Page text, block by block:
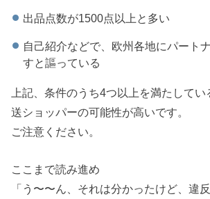
出品点数が1500点以上と多い
自己紹介などで、欧州各地にパート
すと謳っている
上記、条件のうち4つ以上を満たして
送ショッパーの可能性が高いです。
ご注意ください。
ここまで読み進め
「う〜〜ん、それは分かったけど、違